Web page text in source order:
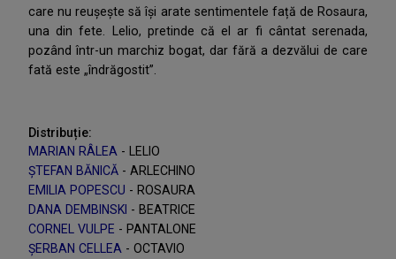
care nu reușește să își arate sentimentele față de Rosaura,
una din fete. Lelio, pretinde că el ar fi cântat serenada,
pozând într-un marchiz bogat, dar fără a dezvălui de care
fată este „îndrăgostit”.
Distribuție:
MARIAN RÂLEA - LELIO
ȘTEFAN BĂNICĂ - ARLECHINO
EMILIA POPESCU - ROSAURA
DANA DEMBINSKI - BEATRICE
CORNEL VULPE - PANTALONE
ȘERBAN CELLEA - OCTAVIO